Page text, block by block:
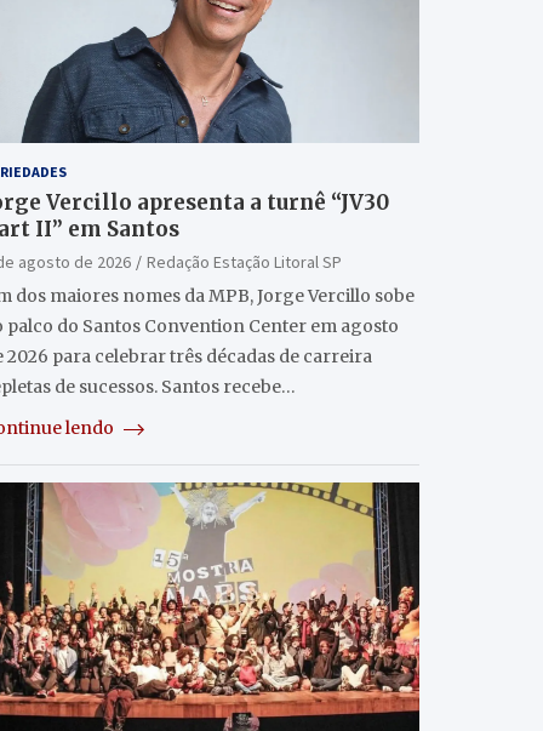
Vercillo apresenta a turnê “JV30
II” em Santos
agosto de 2026
Redação Estação Litoral SP
dos maiores nomes da MPB, Jorge Vercillo sobe
palco do Santos Convention Center em agosto
2026 para celebrar três décadas de carreira
de sucessos. Santos recebe…
lendo